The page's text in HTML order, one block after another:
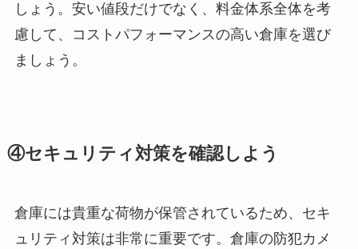
しょう。安い値段だけでなく、料金体系全体を考
慮して、コストパフォーマンスの高い倉庫を選び
ましょう。
④セキュリティ対策を確認しよう
倉庫には貴重な荷物が保管されているため、セキ
ュリティ対策は非常に重要です。倉庫の防犯カメ